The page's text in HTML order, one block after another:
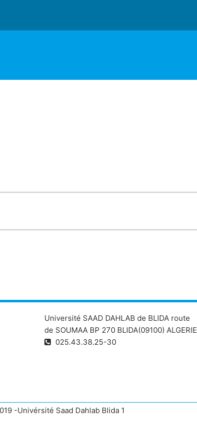
Université SAAD DAHLAB de BLIDA route
de SOUMAA BP 270 BLIDA(09100) ALGERIE
025.43.38.25-30
-Univérsité Saad Dahlab Blida 1